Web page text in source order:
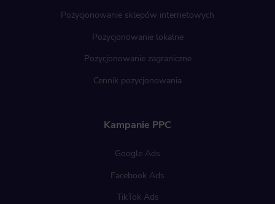
Pozycjonowanie sklepów internetowych
Pozycjonowanie lokalne
Pozycjonowanie zagraniczne
Cennik pozycjonowania
Kampanie PPC
Google Ads
Facebook Ads
TikTok Ads